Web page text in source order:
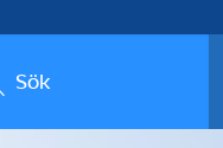
Sök